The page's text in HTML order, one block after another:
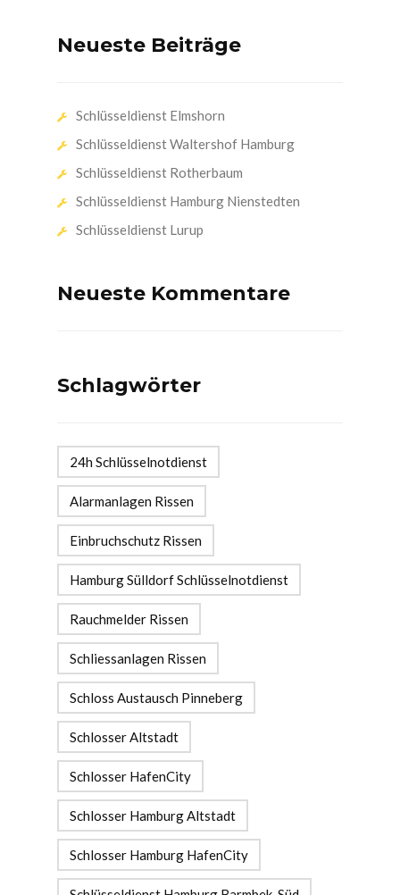
Neueste Beiträge
Schlüsseldienst Elmshorn
Schlüsseldienst Waltershof Hamburg
Schlüsseldienst Rotherbaum
Schlüsseldienst Hamburg Nienstedten
Schlüsseldienst Lurup
Neueste Kommentare
Schlagwörter
24h Schlüsselnotdienst
Alarmanlagen Rissen
Einbruchschutz Rissen
Hamburg Sülldorf Schlüsselnotdienst
Rauchmelder Rissen
Schliessanlagen Rissen
Schloss Austausch Pinneberg
Schlosser Altstadt
Schlosser HafenCity
Schlosser Hamburg Altstadt
Schlosser Hamburg HafenCity